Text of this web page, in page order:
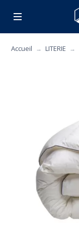
Accueil LITERIE